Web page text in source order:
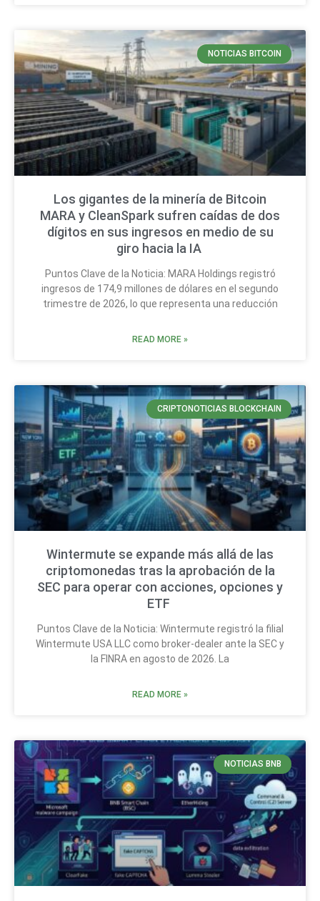
NOTICIAS BITCOIN
Los gigantes de la minería de Bitcoin
MARA y CleanSpark sufren caídas de dos
dígitos en sus ingresos en medio de su
giro hacia la IA
Puntos Clave de la Noticia: MARA Holdings registró
ingresos de 174,9 millones de dólares en el segundo
trimestre de 2026, lo que representa una reducción
READ MORE »
CRIPTONOTICIAS BLOCKCHAIN
Wintermute se expande más allá de las
criptomonedas tras la aprobación de la
SEC para operar con acciones, opciones y
ETF
Puntos Clave de la Noticia: Wintermute registró la filial
Wintermute USA LLC como broker-dealer ante la SEC y
la FINRA en agosto de 2026. La
READ MORE »
NOTICIAS BNB